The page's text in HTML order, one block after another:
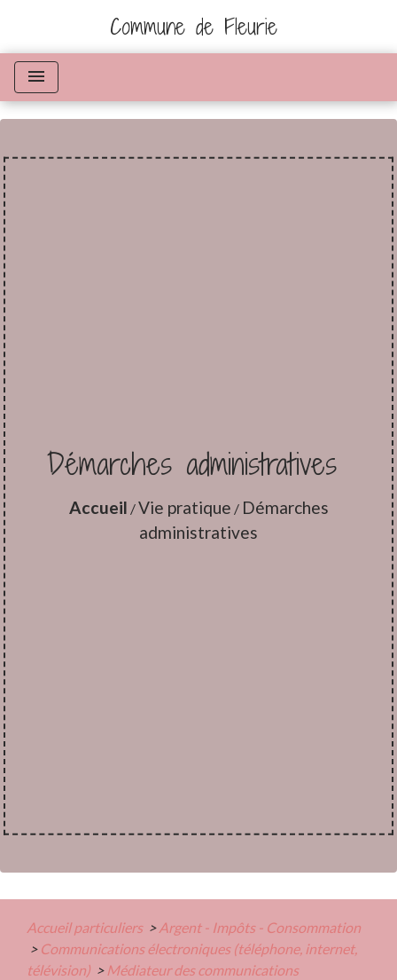
Commune de Fleurie
menu
Démarches administratives
Accueil /Vie pratique / Démarches
administratives
Accueil particuliers > Argent - Impôts - Consommation
> Communications électroniques (téléphone, internet,
télévision) > Médiateur des communications